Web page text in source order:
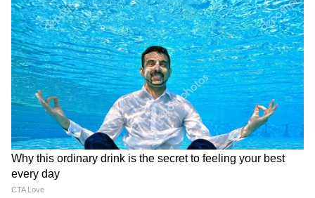
विनम्रता का प्रतीक माना जाता है। कई पुरुष भी मंदिर या
धार्मिक समारोह में सिर ढकते हैं।
Add Asianetnews Hindi as a Preferred
Source
2
4